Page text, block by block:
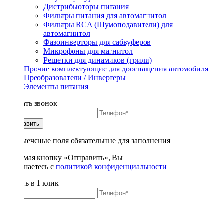
Дистрибьюторы питания
Фильтры питания для автомагнитол
Фильтры RCA (Шумоподавители) для
автомагнитол
Фазоинверторы для сабвуферов
Микрофоны для магнитол
Решетки для динамиков (грили)
Прочие комплектующие для дооснащения автомобиля
Преобразователи / Инвертеры
Элементы питания
Заказать звонок
Отправить
* - отмеченые поля обязательные для заполнения
Нажимая кнопку «Отправить», Вы
соглашаетесь с политикой конфиденциальности
Купить в 1 клик